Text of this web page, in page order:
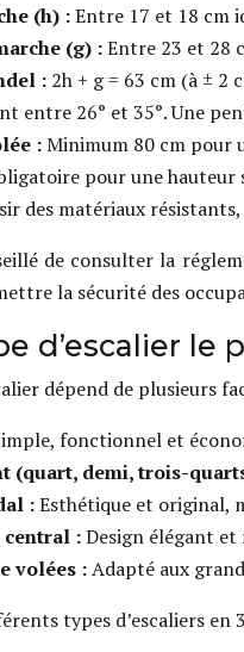
(h) :Entre 17 et 18 cm
(g) :Entre 23 et 28
: 2h + g = 63 cm (à ± 2
entre 26° et 35°. Une
:Minimum 80 cm pour
pour une hauteur
des matériaux
de consulter la
la sécurité des
d’escalier le
dépend de plusieurs
fonctionnel et
(quart, demi, trois-
:Esthétique et original,
:Design élégant
volées :Adapté aux
types d’escaliers en